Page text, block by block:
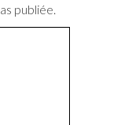
publiée.